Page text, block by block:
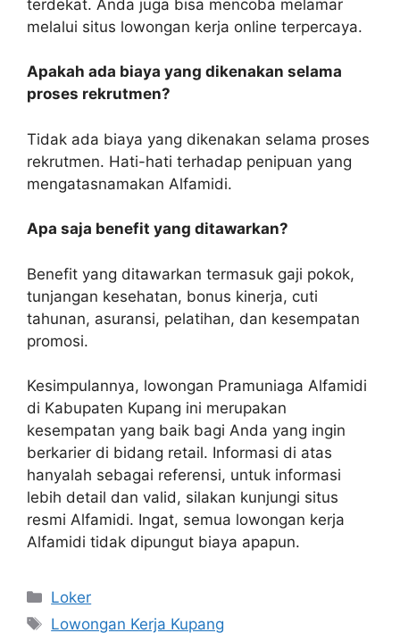
terdekat. Anda juga bisa mencoba melamar
melalui situs lowongan kerja online terpercaya.
Apakah ada biaya yang dikenakan selama
proses rekrutmen?
Tidak ada biaya yang dikenakan selama proses
rekrutmen. Hati-hati terhadap penipuan yang
mengatasnamakan Alfamidi.
Apa saja benefit yang ditawarkan?
Benefit yang ditawarkan termasuk gaji pokok,
tunjangan kesehatan, bonus kinerja, cuti
tahunan, asuransi, pelatihan, dan kesempatan
promosi.
Kesimpulannya, lowongan Pramuniaga Alfamidi
di Kabupaten Kupang ini merupakan
kesempatan yang baik bagi Anda yang ingin
berkarier di bidang retail. Informasi di atas
hanyalah sebagai referensi, untuk informasi
lebih detail dan valid, silakan kunjungi situs
resmi Alfamidi. Ingat, semua lowongan kerja
Alfamidi tidak dipungut biaya apapun.
Kategori
Loker
Tag
Lowongan Kerja Kupang